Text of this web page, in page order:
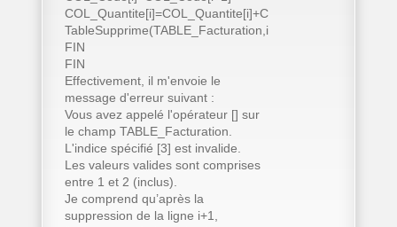
COL_Quantite[i]=COL_Quantite[i]+COL_Quantite[i+1]
TableSupprime(TABLE_Facturation,i+1)
FIN
FIN
Effectivement, il m'envoie le
message d'erreur suivant :
Vous avez appelé l'opérateur [] sur
le champ TABLE_Facturation.
L'indice spécifié [3] est invalide.
Les valeurs valides sont comprises
entre 1 et 2 (inclus).
Je comprend qu’après la
suppression de la ligne i+1,